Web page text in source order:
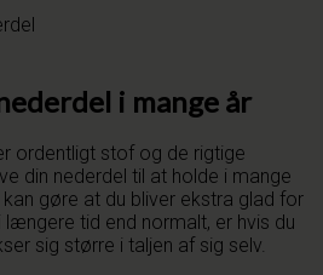
i mange år
ordentligt stof og de rigtige
din nederdel til at holde i mange
gøre at du bliver ekstra glad for
længere tid end normalt, er hvis du
sig større i taljen af sig selv.